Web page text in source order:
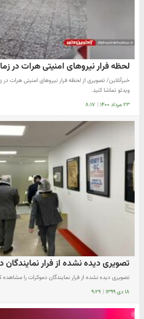
لحظه فرار نیروهای امنیتی هرات در
خبرآنلاین/ تصویری از لحظه فرار نیروهای امنیتی هرات در
ویدئو تماشا کنید.
۲۳ مرداد ۱۴۰۰ | ۸:۱۷
تصویری دیده نشده از فرار نمایندگان
تصویری دیده نشده از فرار نمایندگان دموکرات را مشاهده
۱۸ دی ۱۳۹۹ | ۹:۲۹